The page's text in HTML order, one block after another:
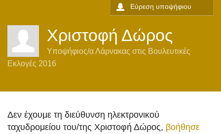
Χριστοφή Δώρος
Υποψήφιος/αΛάρνακας στις Βουλευτικές
Εκλογές 2016
Δεν έχουμε τη διεύθυνση ηλεκτρονικού
ταχυδρομείου του/της Χριστοφή Δώρος, βοήθησε